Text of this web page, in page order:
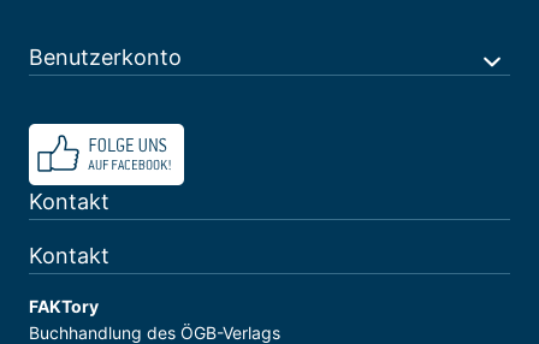
Benutzerkonto
Kontakt
Kontakt
FAKTory
Buchhandlung des ÖGB-Verlags